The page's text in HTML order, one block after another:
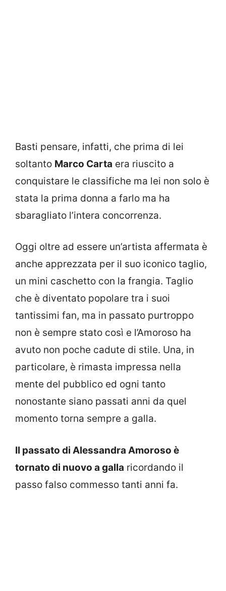
Basti pensare, infatti, che prima di lei
soltanto Marco Carta era riuscito a
conquistare le classifiche ma lei non solo è
stata la prima donna a farlo ma ha
sbaragliato l’intera concorrenza.
Oggi oltre ad essere un’artista affermata è
anche apprezzata per il suo iconico taglio,
un mini caschetto con la frangia. Taglio
che è diventato popolare tra i suoi
tantissimi fan, ma in passato purtroppo
non è sempre stato così e l’Amoroso ha
avuto non poche cadute di stile. Una, in
particolare, è rimasta impressa nella
mente del pubblico ed ogni tanto
nonostante siano passati anni da quel
momento torna sempre a galla.
Il passato di Alessandra Amoroso è
tornato di nuovo a galla ricordando il
passo falso commesso tanti anni fa.